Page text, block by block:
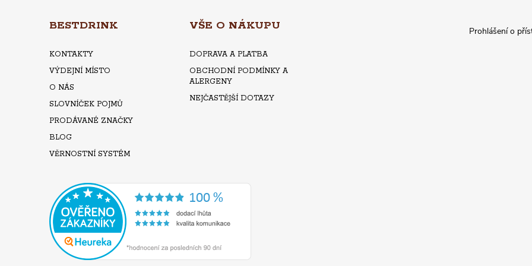
BESTDRINK
KONTAKTY
VÝDEJNÍ MÍSTO
O NÁS
SLOVNÍČEK POJMŮ
PRODÁVANÉ ZNAČKY
BLOG
VĚRNOSTNÍ SYSTÉM
VŠE O NÁKUPU
DOPRAVA A PLATBA
OBCHODNÍ PODMÍNKY A
ALERGENY
NEJČASTĚJŠÍ DOTAZY
Prohlášení o